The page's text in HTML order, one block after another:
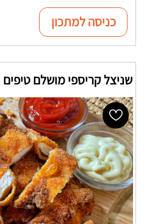
כניסה למתכון
שניצל קריספי מושלם טיפים